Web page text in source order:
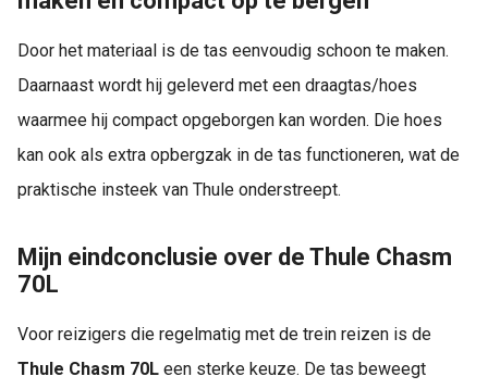
Door het materiaal is de tas eenvoudig schoon te maken.
Daarnaast wordt hij geleverd met een draagtas/hoes
waarmee hij compact opgeborgen kan worden. Die hoes
kan ook als extra opbergzak in de tas functioneren, wat de
praktische insteek van Thule onderstreept.
Mijn eindconclusie over de Thule Chasm
70L
Voor reizigers die regelmatig met de trein reizen is de
Thule Chasm 70L een sterke keuze. De tas beweegt